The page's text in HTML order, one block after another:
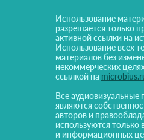
Использование
разрешается только
активной ссылки на
Использование всех
материалов без
некоммерческих
ссылкой на
Все аудиовизуальные
являются
авторов и
используются только
и информационных